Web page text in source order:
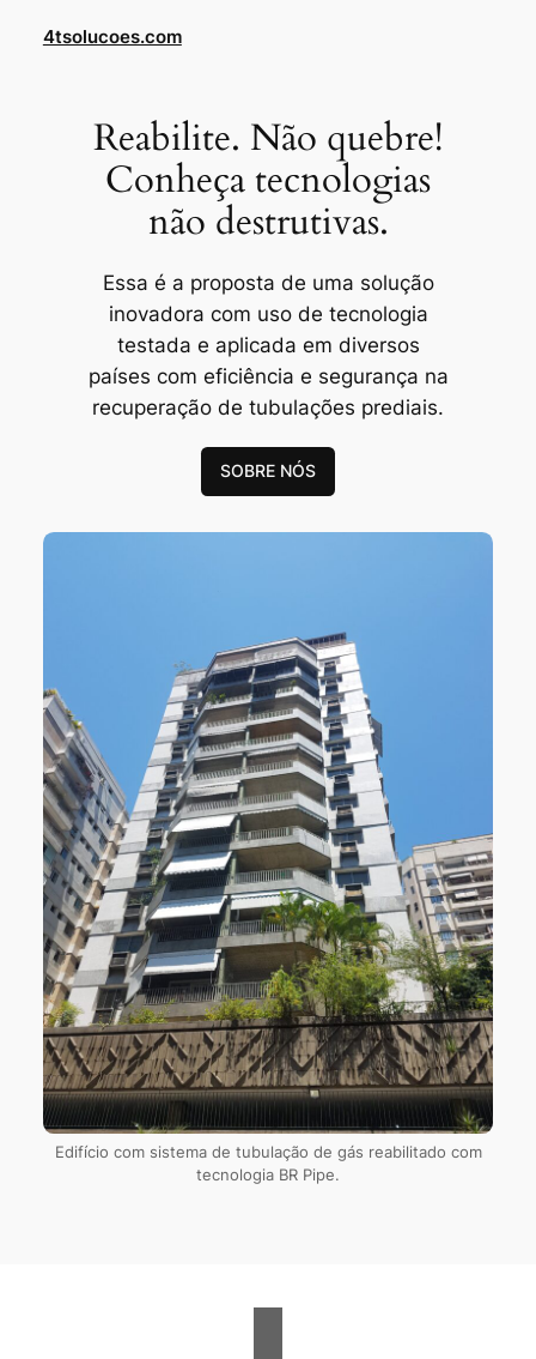
4tsolucoes.com
Reabilite. Não quebre!
Conheça tecnologias
não destrutivas.
Essa é a proposta de uma solução
inovadora com uso de tecnologia
testada e aplicada em diversos
países com eficiência e segurança na
recuperação de tubulações prediais.
SOBRE NÓS
Edifício com sistema de tubulação de gás reabilitado com
tecnologia BR Pipe.